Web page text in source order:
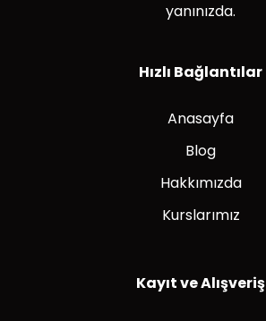
yanınızda.
Hızlı Bağlantılar
Anasayfa
Blog
Hakkımızda
Kurslarımız
Kayıt ve Alışveriş